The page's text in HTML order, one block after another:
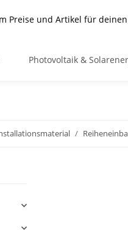
Preise und Artikel für
Photovoltaik &